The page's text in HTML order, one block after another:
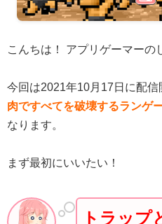
こんちは！ アプリゲーマーの
今回は2021年10月17日に配信
肉ですべてを破壊するランゲ
なります。
まず最初にいいたい！
トラップ